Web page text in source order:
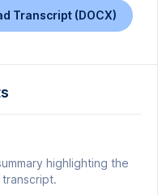
Transcript (DOCX)
highlighting the